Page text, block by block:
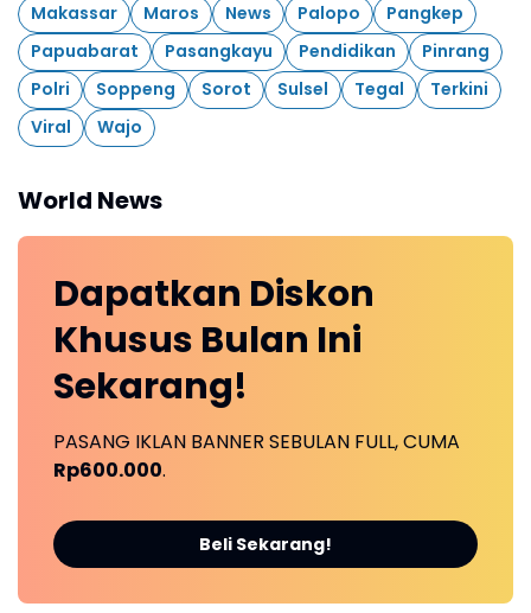
Makassar
Maros News Palopo
Pangkep
Papuabarat
Pasangkayu Pendidikan
Pinrang
Polri
Soppeng Sorot Sulsel Tegal
Terkini
Viral
Wajo
World News
Dapatkan Diskon
Khusus Bulan Ini
Sekarang!
PASANG IKLAN BANNER SEBULAN FULL, CUMA
Rp600.000.
Beli Sekarang!